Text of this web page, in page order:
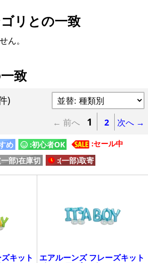
リとの一致
ん。
致
)
← 前へ 1 2 次へ →
め :初心者OK
:セール中
部)在庫切 :(一部)取寄
キット エアルーンズ フレーズキット